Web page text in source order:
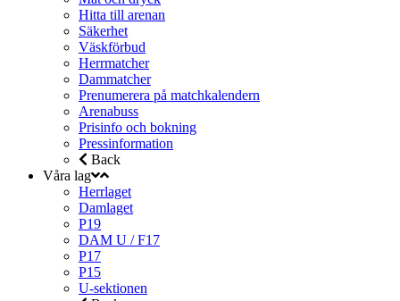
Hitta till arenan
Säkerhet
Väskförbud
Herrmatcher
Dammatcher
Prenumerera på matchkalendern
Arenabuss
Prisinfo och bokning
Pressinformation
Back
Våra lag
Herrlaget
Damlaget
P19
DAM U / F17
P17
P15
U-sektionen